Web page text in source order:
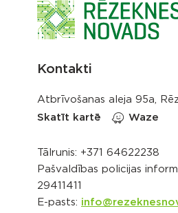
Kontakti
Atbrīvošanas aleja 95a,
Skatīt kartē
Waze
Tālrunis: +371 64622238
Pašvaldības policijas
29411411
E-pasts: